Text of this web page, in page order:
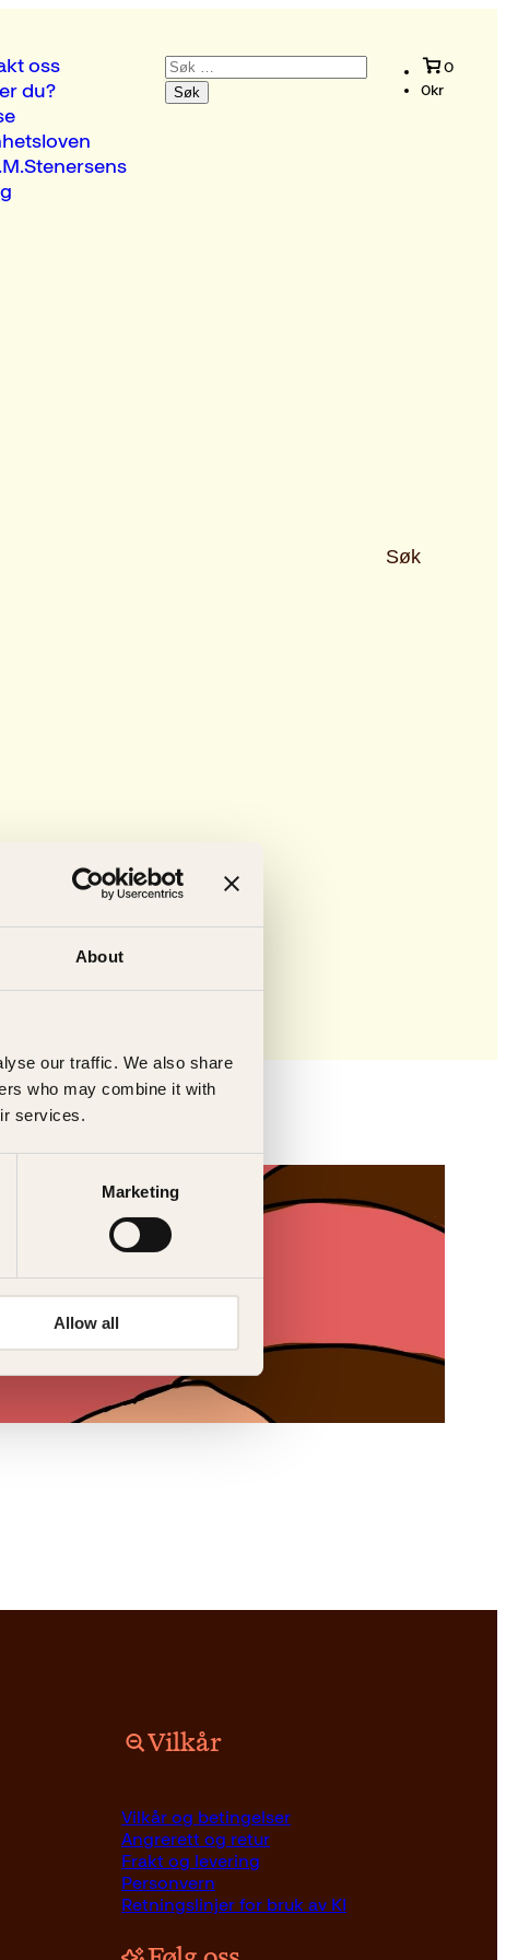
About
our traffic. We also share
who may combine it with
services.
Marketing
Allow all
oss
du?
Søk
etter:
Søk
0
0kr
Vilkår
Vilkår og betingelser
Angrerett og retur
Frakt og levering
Personvern
Retningslinjer for bruk av KI